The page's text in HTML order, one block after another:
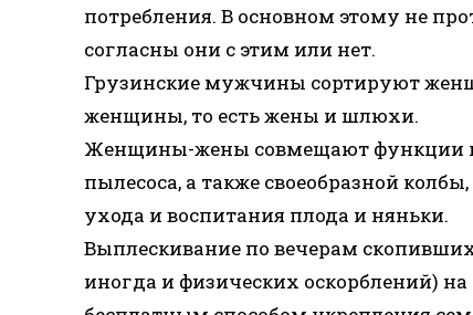
потребления. В основном этому не
согласны они с этим или нет.
Грузинские мужчины сортируют
женщины, то есть жены и шлюхи.
Женщины-жены совмещают функции
пылесоса, а также своеобразной
ухода и воспитания плода и няньки.
Выплескивание по вечерам
иногда и физических оскорблений)